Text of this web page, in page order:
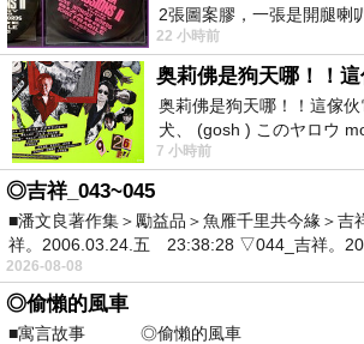
=>點此取得優惠<=
2張圖案膠，一張是開腿喇
版；目前官網上只剩澳洲商
22 小時前
奥莉佛是狗天哪！！這傢
犬、 (gosh ) このヤロウ
劇: 小田切讓 主演: 小田切讓
7 小時前
◎吉祥_043~045
■潘文良著作集＞勵益品＞魚雁千里共今緣＞
祥。2006.03.24.五 23:38:28 ▽044_吉祥。
2026-08-08
◎偷懶的風車
■寓言故事 ◎偷懶的風車